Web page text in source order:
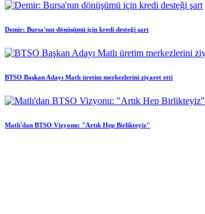
Demir: Bursa'nın dönüşümü için kredi desteği şart
BTSO Başkan Adayı Matlı üretim merkezlerini ziyaret etti
Matlı'dan BTSO Vizyonu: "Artık Hep Birlikteyiz"